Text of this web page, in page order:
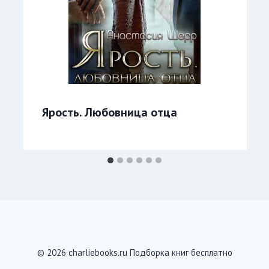
Ярость. Любовница отца
© 2026 charliebooks.ru Подборка книг бесплатно